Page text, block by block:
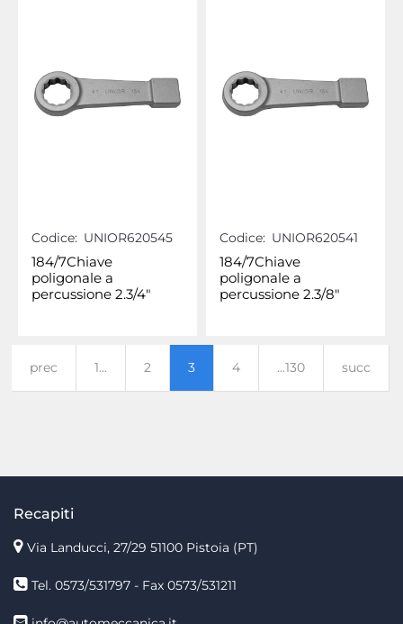
Codice: UNIOR620545
184/7Chiave
poligonale a
percussione 2.3/4"
Codice: UNIOR620541
184/7Chiave
poligonale a
percussione 2.3/8"
prec 1... 2 3 4 ...130 succ
Recapiti
Via Landucci, 27/29 51100 Pistoia (PT)
Tel. 0573/531797 - Fax 0573/531211